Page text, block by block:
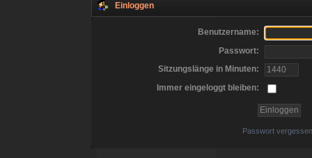
Einloggen
Benutzername:
Passwort:
Sitzungslänge in Minuten:
Immer eingeloggt bleiben:
Passwort